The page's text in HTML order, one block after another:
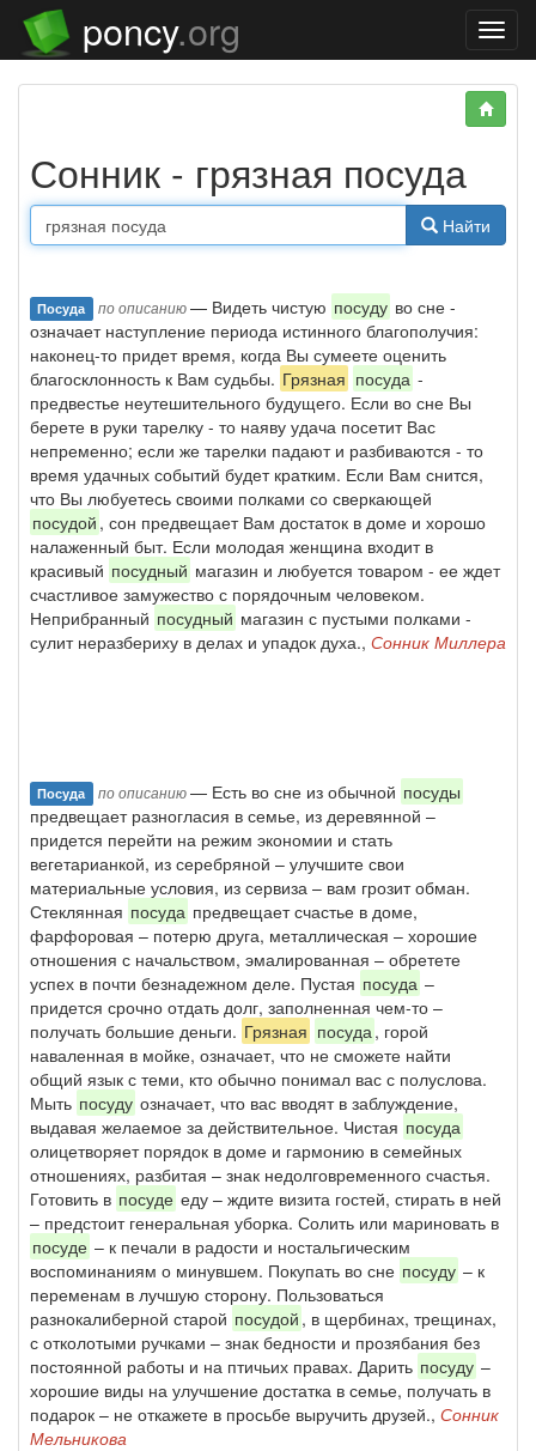
poncy.org
Сонник - грязная посуда
Найти
Посуда по описанию— Видеть чистую посуду во сне -
означает наступление периода истинного благополучия:
наконец-то придет время, когда Вы сумеете оценить
благосклонность к Вам судьбы. Грязная посуда -
предвестье неутешительного будущего. Если во сне Вы
берете в руки тарелку - то наяву удача посетит Вас
непременно; если же тарелки падают и разбиваются - то
время удачных событий будет кратким. Если Вам снится,
что Вы любуетесь своими полками со сверкающей
посудой , сон предвещает Вам достаток в доме и хорошо
налаженный быт. Если молодая женщина входит в
красивый посудный магазин и любуется товаром - ее ждет
счастливое замужество с порядочным человеком.
Неприбранный посудный магазин с пустыми полками -
сулит неразбериху в делах и упадок духа., Сонник Миллера
Посуда по описанию— Есть во сне из обычной посуды
предвещает разногласия в семье, из деревянной –
придется перейти на режим экономии и стать
вегетарианкой, из серебряной – улучшите свои
материальные условия, из сервиза – вам грозит обман.
Стеклянная посуда предвещает счастье в доме,
фарфоровая – потерю друга, металлическая – хорошие
отношения с начальством, эмалированная – обретете
успех в почти безнадежном деле. Пустая посуда –
придется срочно отдать долг, заполненная чем-то –
получать большие деньги. Грязная посуда, горой
наваленная в мойке, означает, что не сможете найти
общий язык с теми, кто обычно понимал вас с полуслова.
Мыть посуду означает, что вас вводят в заблуждение,
выдавая желаемое за действительное. Чистая посуда
олицетворяет порядок в доме и гармонию в семейных
отношениях, разбитая – знак недолговременного счастья.
Готовить в посуде еду – ждите визита гостей, стирать в ней
– предстоит генеральная уборка. Солить или мариновать в
посуде – к печали в радости и ностальгическим
воспоминаниям о минувшем. Покупать во сне посуду – к
переменам в лучшую сторону. Пользоваться
разнокалиберной старой посудой , в щербинах, трещинах,
с отколотыми ручками – знак бедности и прозябания без
постоянной работы и на птичьих правах. Дарить посуду –
хорошие виды на улучшение достатка в семье, получать в
подарок – не откажете в просьбе выручить друзей., Сонник
Мельникова